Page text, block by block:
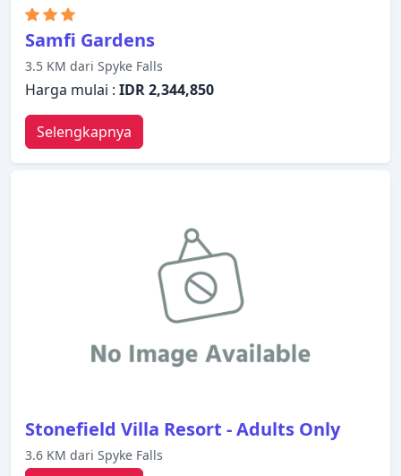
Samfi Gardens
3.5 KM dari Spyke Falls
Harga mulai : IDR 2,344,850
Selengkapnya
Stonefield Villa Resort - Adults Only
3.6 KM dari Spyke Falls